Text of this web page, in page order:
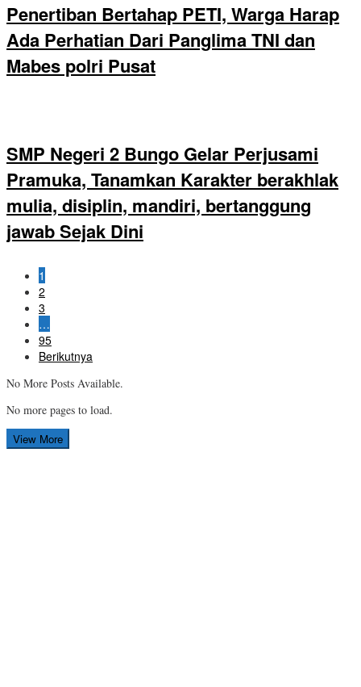
Penertiban Bertahap PETI, Warga Harap
Ada Perhatian Dari Panglima TNI dan
Mabes polri Pusat
SMP Negeri 2 Bungo Gelar Perjusami
Pramuka, Tanamkan Karakter berakhlak
mulia, disiplin, mandiri, bertanggung
jawab Sejak Dini
1
2
3
…
95
Berikutnya
No More Posts Available.
No more pages to load.
View More